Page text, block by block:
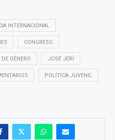
INTERNACIONAL
CONGRESO
GÉNERO JOSÉ JERÍ
POLÍTICA JUVENIL